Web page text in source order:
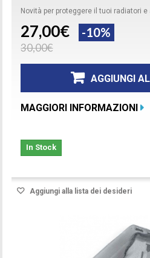
Novità per proteggere il tuoi radiatori e
27,00€ -10%
30,00€
AGGIUNGI
MAGGIORI INFORMAZIONI
In Stock
Aggiungi alla lista dei desideri